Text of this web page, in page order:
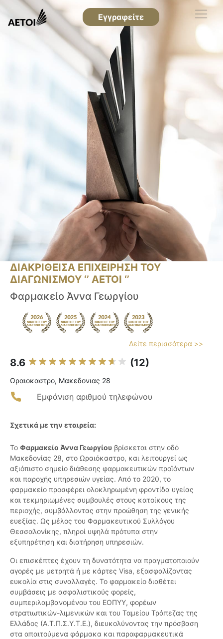
Εγγραφείτε
ΔΙΑΚΡΙΘΕΙΣΑ ΕΠΙΧΕΙΡΗΣΗ ΤΟΥ
ΔΙΑΓΩΝΙΣΜΟΥ ‘’ ΑΕΤΟΙ ‘’
Φαρμακείο Άννα Γεωργίου
Δείτε περισσότερα >>
8.6 (12)
Ωραιοκαστρο, Μακεδονιας 28
Εμφάνιση αριθμού τηλεφώνου
Σχετικά με την εταιρεία:
Το Φαρμακείο Άννα Γεωργίου βρίσκεται στην οδό
Μακεδονίας 28, στο Ωραιόκαστρο, και λειτουργεί ως
αξιόπιστο σημείο διάθεσης φαρμακευτικών προϊόντων
και παροχής υπηρεσιών υγείας. Από το 2020, το
φαρμακείο προσφέρει ολοκληρωμένη φροντίδα υγείας
και τεκμηριωμένες συμβουλές στους κατοίκους της
περιοχής, συμβάλλοντας στην προώθηση της γενικής
ευεξίας. Ως μέλος του Φαρμακευτικού Συλλόγου
Θεσσαλονίκης, πληροί υψηλά πρότυπα στην
εξυπηρέτηση και διατήρηση υπηρεσιών.
Οι επισκέπτες έχουν τη δυνατότητα να πραγματοποιούν
αγορές με μετρητά ή με κάρτες Visa, εξασφαλίζοντας
ευκολία στις συναλλαγές. Το φαρμακείο διαθέτει
συμβάσεις με ασφαλιστικούς φορείς,
συμπεριλαμβανομένου του ΕΟΠΥΥ, φορέων
στρατιωτικών-λιμενικών και του Ταμείου Τράπεζας της
Ελλάδος (Α.Τ.Π.Σ.Υ.Τ.Ε.), διευκολύνοντας την πρόσβαση
στα απαιτούμενα φάρμακα και παραφαρμακευτικά